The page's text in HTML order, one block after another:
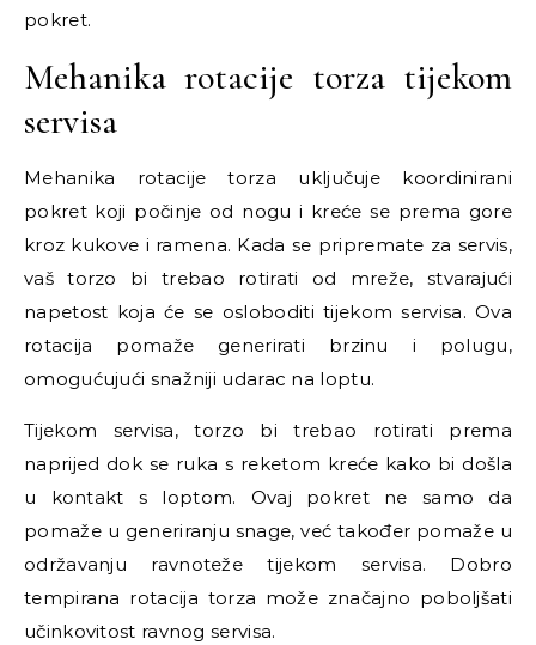
pokret.
Mehanika rotacije torza tijekom
servisa
Mehanika rotacije torza uključuje koordinirani
pokret koji počinje od nogu i kreće se prema gore
kroz kukove i ramena. Kada se pripremate za servis,
vaš torzo bi trebao rotirati od mreže, stvarajući
napetost koja će se osloboditi tijekom servisa. Ova
rotacija pomaže generirati brzinu i polugu,
omogućujući snažniji udarac na loptu.
Tijekom servisa, torzo bi trebao rotirati prema
naprijed dok se ruka s reketom kreće kako bi došla
u kontakt s loptom. Ovaj pokret ne samo da
pomaže u generiranju snage, već također pomaže u
održavanju ravnoteže tijekom servisa. Dobro
tempirana rotacija torza može značajno poboljšati
učinkovitost ravnog servisa.